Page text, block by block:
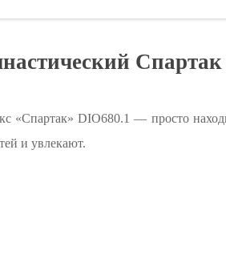
Спартак
«Спартак» DIO680.1 — просто
и увлекают.